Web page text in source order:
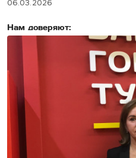
06.03.2026
Нам доверяют: